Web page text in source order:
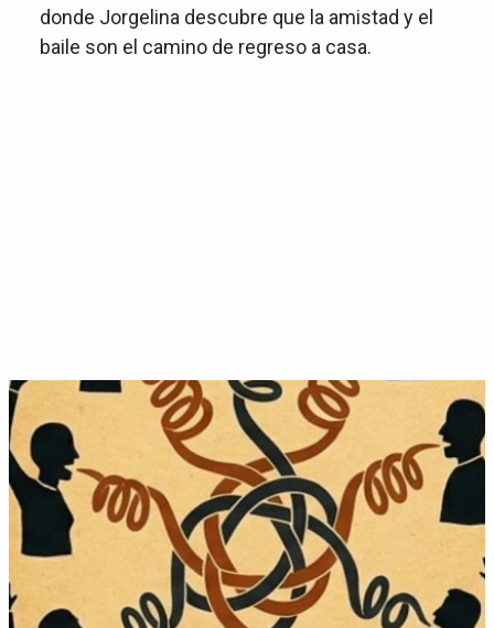
donde Jorgelina descubre que la amistad y el
baile son el camino de regreso a casa.